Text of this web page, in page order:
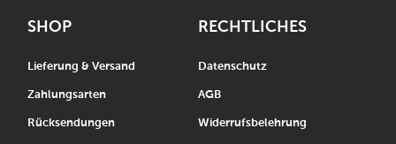
SHOP
Lieferung & Versand
Zahlungsarten
Rücksendungen
RECHTLICHES
Datenschutz
AGB
Widerrufsbelehrung